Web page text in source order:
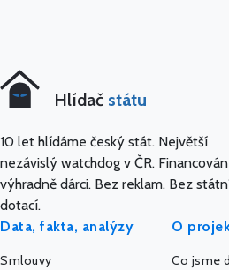
Hlídač státu
10 let hlídáme český stát. Největší
nezávislý watchdog v ČR. Financován
výhradně dárci. Bez reklam. Bez
dotací.
Data, fakta, analýzy
Smlouvy
O
Co jsme